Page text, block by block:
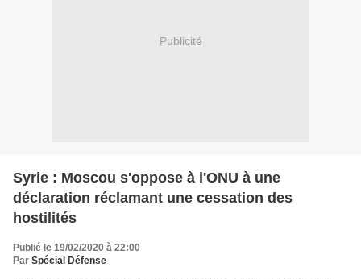
Publicité
Syrie : Moscou s'oppose à l'ONU à une
déclaration réclamant une cessation des
hostilités
Publié le 19/02/2020 à 22:00
Par Spécial Défense